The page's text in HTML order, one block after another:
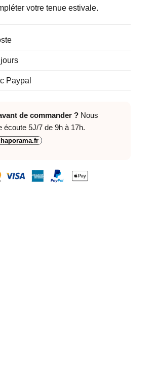
votre tenue estivale.
Paypal
de commander ?Nous
écoute 5J/7 de 9h à 17h.